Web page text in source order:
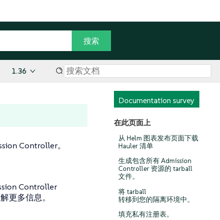
1.36
Documentation survey
在此页面上
从 Helm 图表发布页面下载
Hauler 清单
生成包含所有 Admission
Controller 资源的 tarball
文件。
将 tarball
转移到您的隔离环境中。
填充私有注册表。
Controller。
Controller
更多信息。